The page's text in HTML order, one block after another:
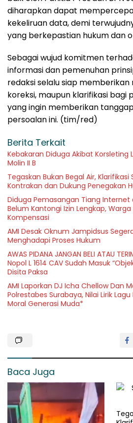
diharapkan dapat
kekeliruan data, demi
yang berkepastian hukum dan
Sebagai wujud komitmen
informasi dan pemenuhan
redaksi selalu siap memberikan
koreksi, maupun klarifikasi bagi
yang ingin memberikan
persoalan ini. (tim/red)
Berita Terkait
Kebakaran Diduga Akibat Korsleting
Molin II B
Tegaskan Bukan Begal Air,
Kontrakan dan Dukung Penegakan
Diduga Pemasangan Tiang Internet
Belum Kantongi Izin Lengkap,
Kompensasi
AMI Desak Oknum Jampidsus
Menghadapi Proses Hukum
AWAS PIDANA JANGAN BELI ATAU
Nopol L 1614 CAV Sudah Masuk
Disita Paksa
AMI Laporkan DJ Icha Chellow Dan
Polrestabes Surabaya, Nilai Lirik
Moral Generasi Muda*
Baca Juga